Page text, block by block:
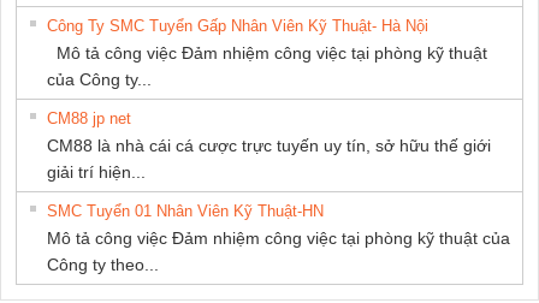
Công Ty SMC Tuyển Gấp Nhân Viên Kỹ Thuật- Hà Nội
Mô tả công việc Đảm nhiệm công việc tại phòng kỹ thuật
của Công ty...
CM88 jp net
CM88 là nhà cái cá cược trực tuyến uy tín, sở hữu thế giới
giải trí hiện...
SMC Tuyển 01 Nhân Viên Kỹ Thuật-HN
Mô tả công việc Đảm nhiệm công việc tại phòng kỹ thuật của
Công ty theo...